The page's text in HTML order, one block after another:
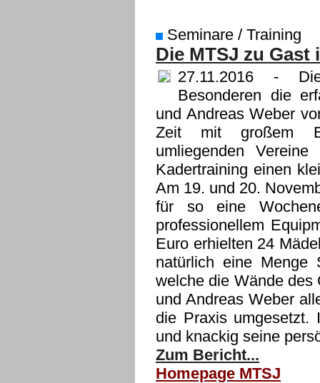
Seminare / Training
Die MTSJ zu
27.11.2016 - Die
Besonderen die
und Andreas Weber
Zeit mit großem
umliegenden
Kadertraining einen
Am 19. und 20.
für so eine
professionellem
Euro erhielten 24
natürlich eine Menge
welche die Wände des
und Andreas Weber
die Praxis umgesetzt.
und knackig seine
Zum Bericht...
Homepage MTSJ